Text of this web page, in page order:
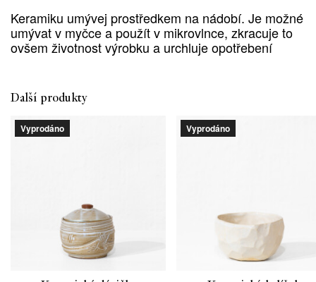
Keramiku umývej prostředkem na nádobí. Je možné
umývat v myčce a použít v mikrovlnce, zkracuje to
ovšem životnost výrobku a urchluje opotřebení
Další produkty
Vyprodáno Vyprodáno